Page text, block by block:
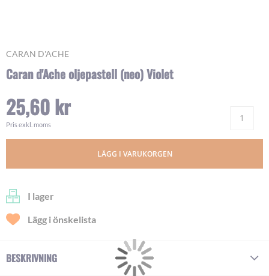
CARAN D'ACHE
Caran d'Ache oljepastell (neo) Violet
25,60 kr
Pris exkl. moms
LÄGG I VARUKORGEN
I lager
Lägg i önskelista
Skip
the
of
the
images
BESKRIVNING